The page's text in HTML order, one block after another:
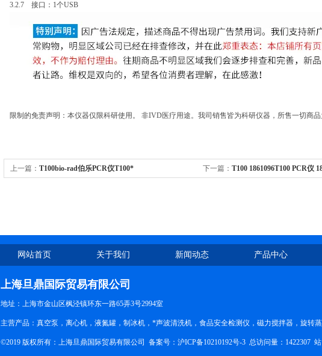
3.2.7 接口：1个USB
限制的免责声明：本仪器仅限科研使用。 非IVD医疗用途。我司销售皆为科研仪器，所售一切商
上一篇： T100bio-rad伯乐PCR仪T100* 下一篇： T100 1861096T100 PCR仪
网站首页 关于我们 新闻动态 产品中心
上海旦鼎国际贸易有限公司
地址：上海市金山区枫泾镇环东一路65弄3号2994室
主营产品：真空泵，离心机，液氮罐，制冰机，*声波清洗机，食品安全检测仪，磁力搅拌器，旋转
©2019 版权所有：上海旦鼎国际贸易有限公司 备案号： 沪ICP备10210192号-3 总访问量：1422307